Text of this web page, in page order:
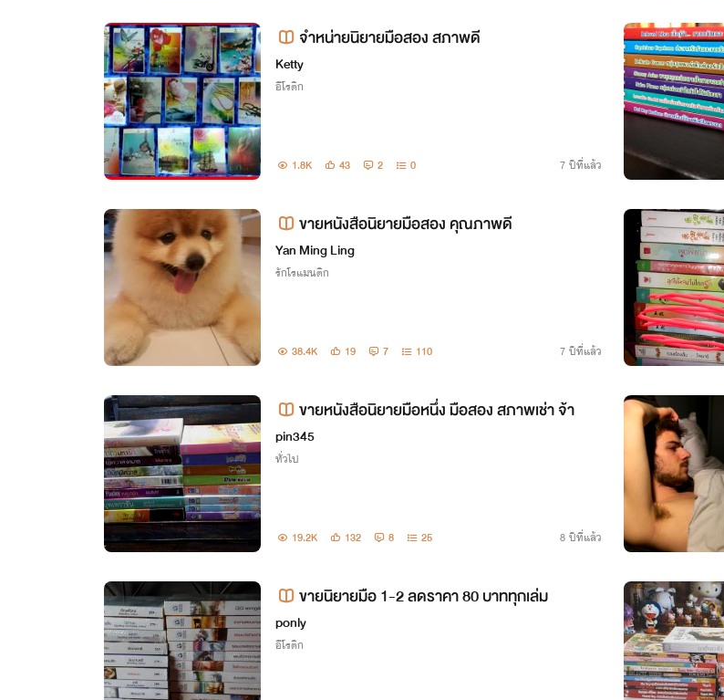
จำหน่ายนิยายมือสอง สภาพดี
Ketty
อีโรติก
1.8K 43 2 0 7 ปีที่แล้ว
ขายหนังสือนิยายมือสอง คุณภาพดี
Yan Ming Ling
รักโรแมนติก
38.4K 19 7 110 7 ปีที่แล้ว
ขายหนังสือนิยายมือหนึ่ง มือสอง สภาพเช่า จ้า
pin345
ทั่วไป
19.2K 132 8 25 8 ปีที่แล้ว
ขายนิยายมือ 1-2 ลดราคา 80 บาททุกเล่ม
ponly
อีโรติก